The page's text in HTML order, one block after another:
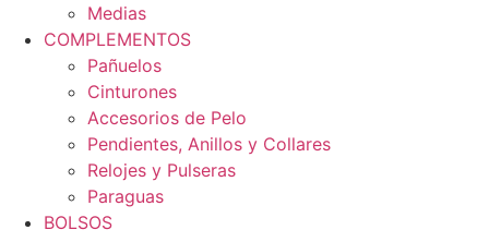
Medias
COMPLEMENTOS
Pañuelos
Cinturones
Accesorios de Pelo
Pendientes, Anillos y Collares
Relojes y Pulseras
Paraguas
BOLSOS